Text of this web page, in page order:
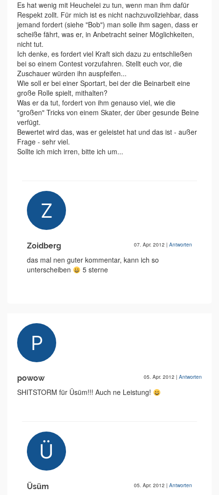
Es hat wenig mit Heuchelei zu tun, wenn man ihm dafür
Respekt zollt. Für mich ist es nicht nachzuvollziehbar, dass
jemand fordert (siehe "Bob") man solle ihm sagen, dass er
scheiße fährt, was er, in Anbetracht seiner Möglichkeiten,
nicht tut.
Ich denke, es fordert viel Kraft sich dazu zu entschließen
bei so einem Contest vorzufahren. Stellt euch vor, die
Zuschauer würden ihn auspfeifen...
Wie soll er bei einer Sportart, bei der die Beinarbeit eine
große Rolle spielt, mithalten?
Was er da tut, fordert von ihm genauso viel, wie die
"großen" Tricks von einem Skater, der über gesunde Beine
verfügt.
Bewertet wird das, was er geleistet hat und das ist - außer
Frage - sehr viel.
Sollte ich mich irren, bitte ich um...
Zoidberg 07. Apr. 2012 | Antworten
das mal nen guter kommentar, kann ich so
unterscheiben
5 sterne
powow 05. Apr. 2012 | Antworten
SHITSTORM für Üsüm!!! Auch ne Leistung!
Üsüm 05. Apr. 2012 | Antworten